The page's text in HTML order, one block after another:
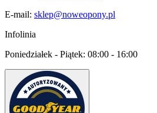
E-mail: sklep@noweopony.pl
Infolinia
Poniedziałek - Piątek: 08:00 - 16:00